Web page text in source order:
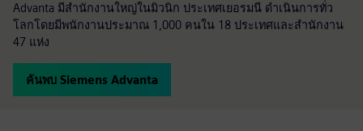
Advanta มีสำนักงานใหญ่ในมิวนิก ประเทศเยอรมนี ดำเนินการทั่ว
โลกโดยมีพนักงานประมาณ 1,000 คนใน 18 ประเทศและสำนักงาน
47 แห่ง
ค้นพบ Siemens Advanta